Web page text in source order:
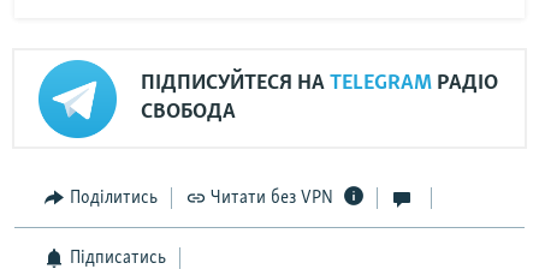
ПІДПИСУЙТЕСЯ НА TELEGRAM РАДІО
СВОБОДА
Поділитись Читати без VPN
Підписатись